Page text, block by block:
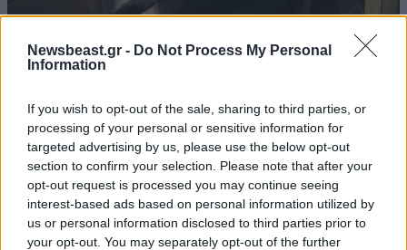
Newsbeast.gr - Do Not Process My Personal
Information
If you wish to opt-out of the sale, sharing to third parties, or
processing of your personal or sensitive information for
targeted advertising by us, please use the below opt-out
section to confirm your selection. Please note that after your
opt-out request is processed you may continue seeing
interest-based ads based on personal information utilized by
us or personal information disclosed to third parties prior to
your opt-out. You may separately opt-out of the further
Max Alexander: Από τα 4 του ήξερε ότι θέλει να
ντεμπούτο του στην Εβδομάδα Μόδας, στο
Παρίσι